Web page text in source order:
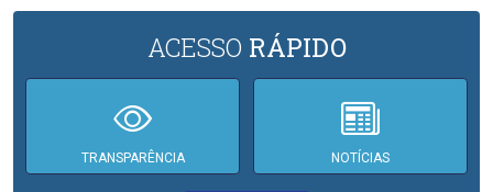
ACESSO RÁPIDO
TRANSPARÊNCIA NOTÍCIAS